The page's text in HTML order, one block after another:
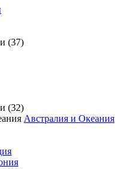
(37)
(32)
Австралия и Океания